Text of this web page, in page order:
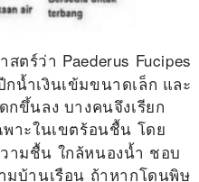
สตร์ว่า Paederus Fucipes
น้ำเงินเข้มขนาดเล็ก และ
ขึ้นลง บางคนจึงเรียก
าะในเขตร้อนชื้น โดย
ามชื้น ใกล้หนองน้ำ ชอบ
มบ้านเรือน ถ้าหากโดนพิษ